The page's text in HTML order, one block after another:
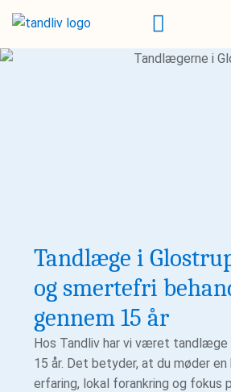
Tandlæge i
og smertefri
gennem 15 år
Hos Tandliv har vi været
15 år. Det betyder, at du møder en
erfaring, lokal forankring og fokus